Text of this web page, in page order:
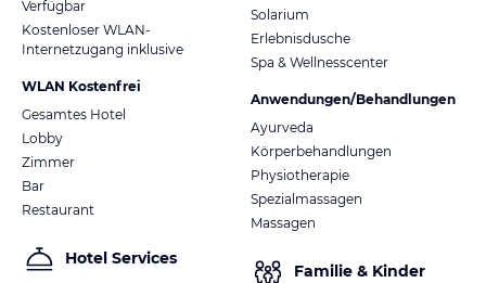
Verfügbar
Kostenloser WLAN-
Internetzugang inklusive
WLAN Kostenfrei
Gesamtes Hotel
Lobby
Zimmer
Bar
Restaurant
Hotel Services
Solarium
Erlebnisdusche
Spa & Wellnesscenter
Anwendungen/Behandlungen
Ayurveda
Körperbehandlungen
Physiotherapie
Spezialmassagen
Massagen
Familie & Kinder